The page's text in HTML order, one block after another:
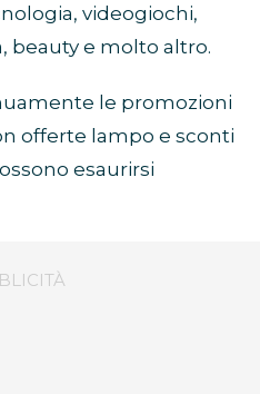
videogiochi,
beauty e molto altro.
le promozioni
offerte lampo e sconti
esaurirsi